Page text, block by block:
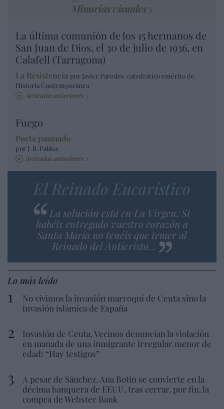
Minucias visuales
La última comunión de los 15 hermanos de
San Juan de Dios, el 30 de julio de 1936, en
Calafell (Tarragona)
La Resistencia por Javier Paredes, catedrático emérito de
Historia Contemporánea
Artículos anteriores
Fuego
Poeta pasmado
por J. R. Pablos
Artículos anteriores
El Reinado Eucarístico
La solución está en La Virgen. Si
habéis entregado vuestro corazón a
Santa María no tenéis que temer al
Reinado del Anticristo…
Lo más leído
No vivimos la invasión marroquí de Ceuta sino la
invasión islámica de España
Invasión de Ceuta. Vecinos denuncian la violación
en manada de una inmigrante irregular menor de
edad: “Hay testigos”
A pesar de Sánchez, Ana Botín se convierte en la
décima banquera de EEUU, tras cerrar, por fin, la
compra de Webster Bank